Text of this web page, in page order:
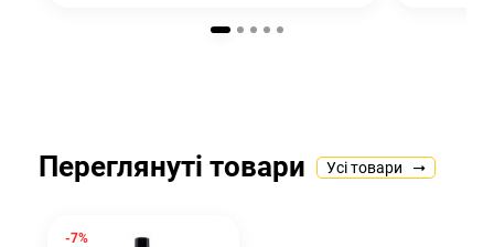
Переглянуті товари Усі товари
-7%